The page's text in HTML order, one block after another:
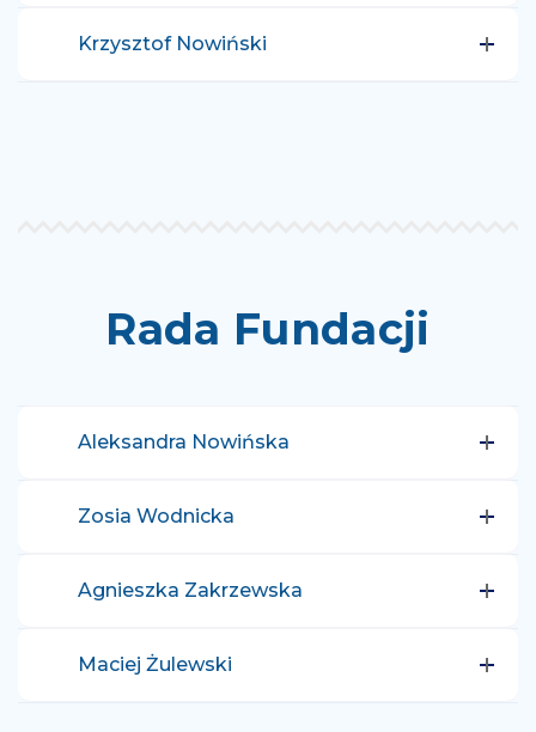
Krzysztof Nowiński
Rada Fundacji
Aleksandra Nowińska
Zosia Wodnicka
Agnieszka Zakrzewska
Maciej Żulewski